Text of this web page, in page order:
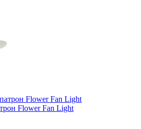
Flower Fan Light